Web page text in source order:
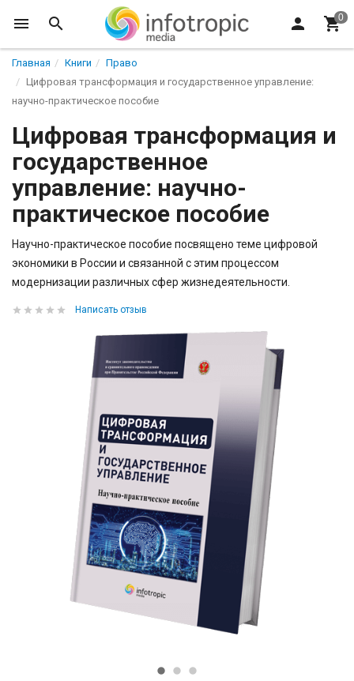
Главная Книги
Право
Цифровая трансформация и государственное управление:
научно-практическое пособие
Цифровая трансформация и
государственное
управление: научно-
практическое пособие
Научно-практическое пособие посвящено теме цифровой
экономики в России и связанной с этим процессом
модернизации различных сфер жизнедеятельности.
Написать отзыв